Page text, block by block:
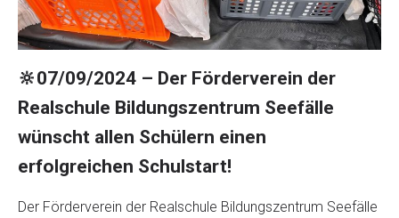
🔆07/09/2024 – Der Förderverein der
Realschule Bildungszentrum Seefälle
wünscht allen Schülern einen
erfolgreichen Schulstart!
Der Förderverein der Realschule Bildungszentrum Seefälle